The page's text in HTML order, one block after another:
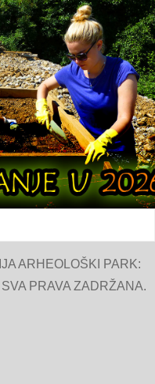
ARHEOLOŠKI PARK:
PRAVA ZADRŽANA.